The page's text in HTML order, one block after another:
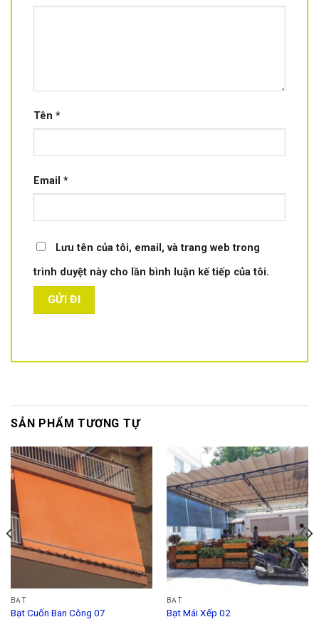
Tên *
Email *
Lưu tên của tôi, email, và trang web trong
trình duyệt này cho lần bình luận kế tiếp của tôi.
SẢN PHẨM TƯƠNG TỰ
BẠT
Bạt Cuốn Ban Công 07
BẠT
Bạt Mái Xếp 02